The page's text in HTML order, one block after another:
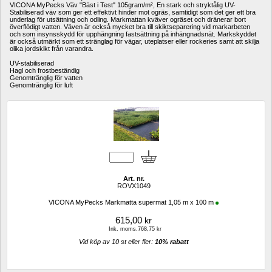
VICONA MyPecks Väv "Bäst i Test" 105gram/m², En stark och stryktålig UV-
Stabiliserad väv som ger ett effektivt hinder mot ogräs, samtidigt som det ger ett bra
underlag för utsättning och odling. Markmattan kväver ogräset och dränerar bort
överflödigt vatten. Väven är också mycket bra till skiktseparering vid markarbeten
och som insynsskydd för upphängning fastsättning på inhängnadsnät. Markskyddet
är också utmärkt som ett stränglag för vägar, uteplatser eller rockeries samt att skilja
olika jordskikt från varandra.
UV-stabiliserad
Hagl och frostbeständig
Genomtränglig för vatten
Genomtränglig för luft
Art. nr.
ROVX1049
VICONA MyPecks Markmatta supermat 1,05 m x 100 m
615,00 kr
Ink. moms.768,75 kr
Vid köp av 10 st eller fler: 10% rabatt